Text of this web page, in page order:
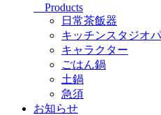
Products
日常茶飯器
キッチンスタジオ
キャラクター
ごはん鍋
土鍋
急須
お知らせ